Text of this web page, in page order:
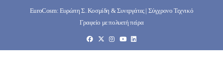
EuroCosm: Ευρώπη Σ. Κοσμίδη & Συνεργάτες | Σύγχρονο Τεχνικό
Γραφείο με πολυετή πείρα